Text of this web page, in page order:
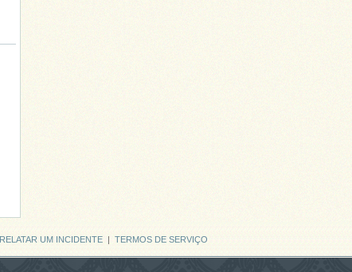
RELATAR UM INCIDENTE TERMOS DE SERVIÇO